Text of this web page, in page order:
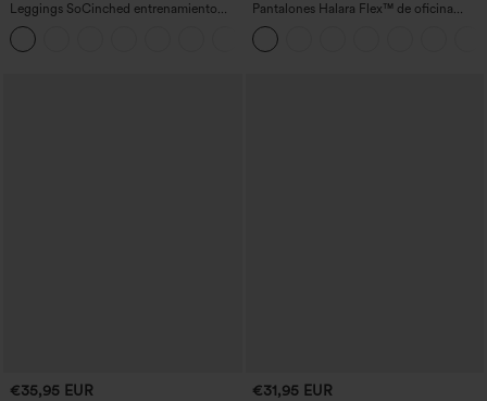
Leggings SoCinched entrenamiento
moldeador abdomen bolsillo lateral tiro
alto
Pantalones Halara Flex™ de oficina
anchos plisados de tiro alto con bolsillos
en tela tipo gofre
€35,95 EUR €31,95 EUR